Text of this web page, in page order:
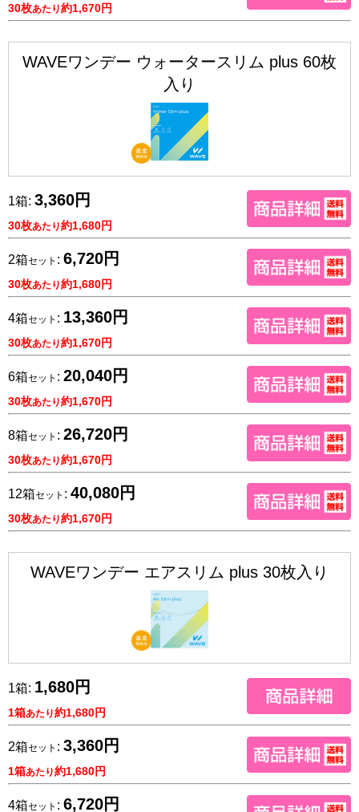
30枚あたり約1,670円
WAVEワンデー ウォータースリム plus 60枚
入り
1箱: 3,360円
30枚あたり約1,680円
2箱セット : 6,720円
30枚あたり約1,680円
4箱セット : 13,360円
30枚あたり約1,670円
6箱セット : 20,040円
30枚あたり約1,670円
8箱セット : 26,720円
30枚あたり約1,670円
12箱セット : 40,080円
30枚あたり約1,670円
WAVEワンデー エアスリム plus 30枚入り
1箱: 1,680円
1箱あたり約1,680円
2箱セット : 3,360円
1箱あたり約1,680円
4箱セット : 6,720円